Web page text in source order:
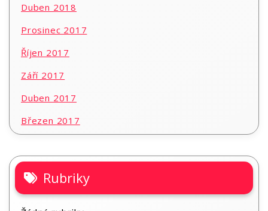
Duben 2018
Prosinec 2017
Říjen 2017
Září 2017
Duben 2017
Březen 2017
Rubriky